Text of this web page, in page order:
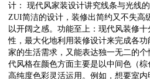
计： 现代风家装设计讲究线条与光线
ZUI简洁的设计，装修出简约又不失高
以开阔之感。功能至上：现代风装修
性，最大化地利用装修设计来完成各
家的生活需求，又能表达独一无二的
代风格在颜色方面主要是以中间色（
高纯度色彩灵活运用。例如，想要室